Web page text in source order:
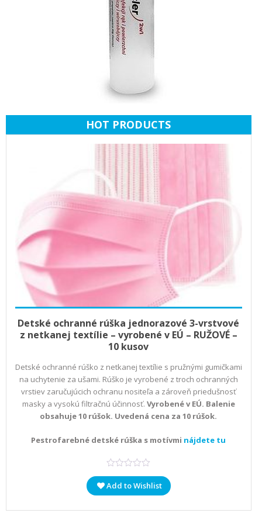
HOT PRODUCTS
Add to cart bez DPH | 4,94 s DPH
Detské ochranné rúška jednorazové 3-vrstvové
z netkanej textílie – vyrobené v EÚ – RUŽOVÉ –
10 kusov
Detské ochranné rúško z netkanej textílie s pružnými gumičkami
na uchytenie za ušami. Rúško je vyrobené z troch ochranných
vrstiev zaručujúcich ochranu nositeľa a zároveň priedušnosť
masky a vysokú filtračnú účinnosť. Vyrobené v EÚ. Balenie
obsahuje 10 rúšok. Uvedená cena za 10 rúšok.
Pestrofarebné detské rúška s motívmi nájdete tu
Add to Wishlist